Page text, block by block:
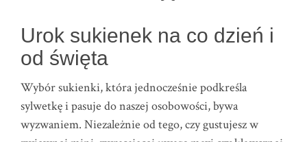
Urok sukienek na co dzień i
od święta
Wybór sukienki, która jednocześnie podkreśla
sylwetkę i pasuje do naszej osobowości, bywa
wyzwaniem. Niezależnie od tego, czy gustujesz w